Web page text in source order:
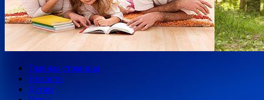
Главная страница
Новости
Детям